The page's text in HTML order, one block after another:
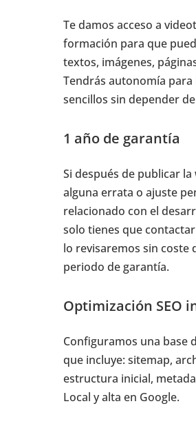
Te damos acceso a
formación para que
textos, imágenes,
Tendrás autonomía para
sencillos sin depender
1 año de garantía
Si después de publicar
alguna errata o ajuste
relacionado con el
solo tienes que
lo revisaremos sin coste
periodo de garantía.
Optimización SEO
Configuramos una base
que incluye: sitemap,
estructura inicial,
Local y alta en Google.